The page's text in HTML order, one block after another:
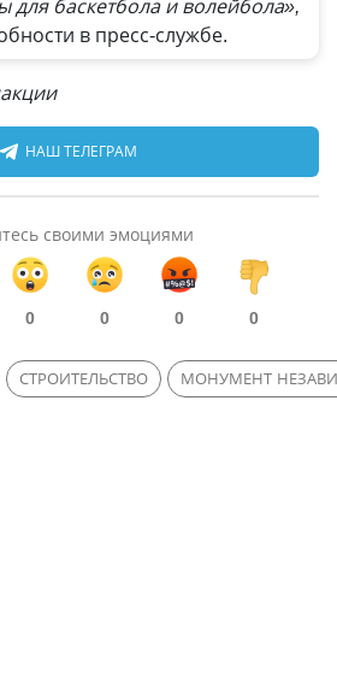
для баскетбола и волейбола»,
в пресс-службе.
НАШ ТЕЛЕГРАМ
своими эмоциями
0 0 0 0
СТРОИТЕЛЬСТВО МОНУМЕНТ